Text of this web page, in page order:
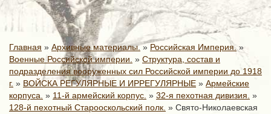
Главная » Архивные материалы.» Российская Империя. »
Военные Российской империи. » Структура, состав и
подразделения вооруженных сил Российской империи до 1918
г. » ВОЙСКА РЕГУЛЯРНЫЕ И ИРРЕГУЛЯРНЫЕ » Армейские
корпуса. » 11-й армейский корпус. » 32-я пехотная дивизия. »
128-й пехотный Старооскольский полк. » Свято-Николаевская